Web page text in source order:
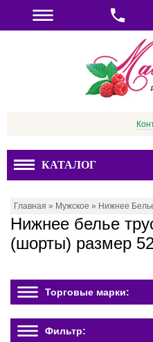
КАТАЛОГ
Главная » Мужское » Нижнее
Нижнее белье
(шорты) размер
Торговые марки:
Фильтр: